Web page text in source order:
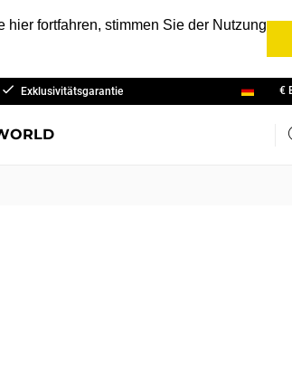
fortfahren, stimmen Sie der Nutzung
Deutsch
Exklusivitätsgarantie